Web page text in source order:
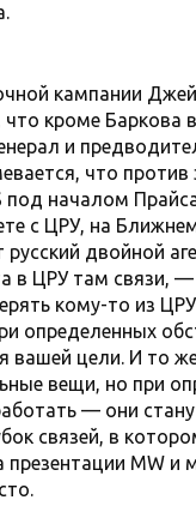
кампании
что кроме
и
что против
под началом
с ЦРУ, на
русский двойной
в ЦРУ там связи,
кому-то из
определенных
вашей цели. И то
вещи, но при
— они
связей, в
MW и